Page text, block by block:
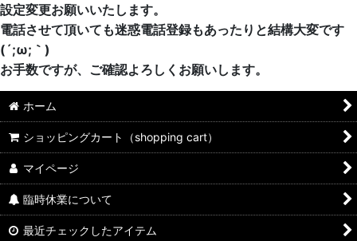
設定変更お願いいたします。
電話させて頂いても迷惑電話登録もあったりと結構大変です
(´;ω;｀)
お手数ですが、ご確認よろしくお願いします。
ホーム
ショッピングカート（shopping cart）
マイページ
臨時休業について
最近チェックしたアイテム